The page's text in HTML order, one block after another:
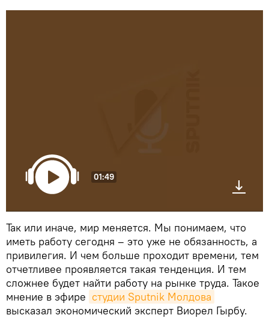
01:49
Так или иначе, мир меняется. Мы понимаем, что
иметь работу сегодня – это уже не обязанность, а
привилегия. И чем больше проходит времени, тем
отчетливее проявляется такая тенденция. И тем
сложнее будет найти работу на рынке труда. Такое
мнение в эфире студии Sputnik Молдова
высказал экономический эксперт Виорел Гырбу.